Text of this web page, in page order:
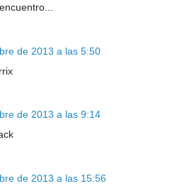
de 2013 a las 5:50
de 2013 a las 9:14
de 2013 a las 15:56